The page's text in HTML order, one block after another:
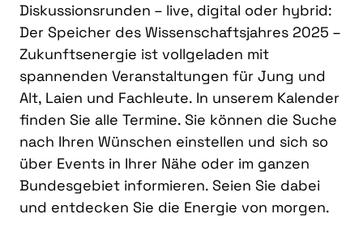
Diskussionsrunden – live, digital oder hybrid:
Der Speicher des Wissenschaftsjahres 2025 –
Zukunftsenergie ist vollgeladen mit
spannenden Veranstaltungen für Jung und
Alt, Laien und Fachleute. In unserem Kalender
finden Sie alle Termine. Sie können die Suche
nach Ihren Wünschen einstellen und sich so
über Events in Ihrer Nähe oder im ganzen
Bundesgebiet informieren. Seien Sie dabei
und entdecken Sie die Energie von morgen.